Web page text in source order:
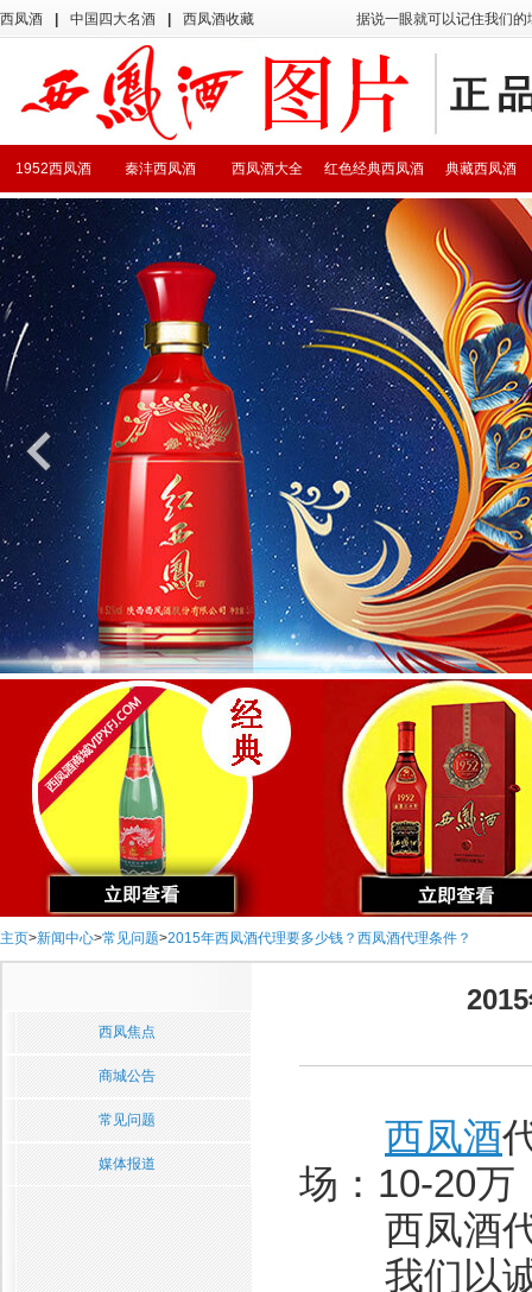
西凤酒 中国四大名酒 西凤酒收藏 据说一眼就可以记住我们
典藏西凤酒
红色经典西凤酒
西凤酒大全
秦沣西凤酒
1952西凤酒
主页>新闻中心>常见问题>2015年西凤酒代理要多少钱？西凤酒代理条件？
西凤焦点
商城公告
常见问题
媒体报道
西凤酒
场：10-20万
西凤酒代
我们以诚